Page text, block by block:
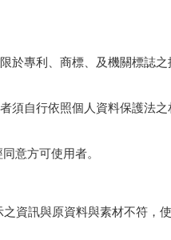
於專利、商標、及機關標誌之
須自行依照個人資料保護法之
意方可使用者。
資訊與原資料與素材不符，